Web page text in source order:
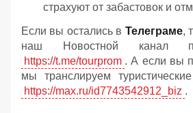
страхуют от забастовок и
Если вы остались в Телеграме,
наш Новостной канал
https://t.me/tourprom . А если вы
мы транслируем
https://max.ru/id7743542912_biz .